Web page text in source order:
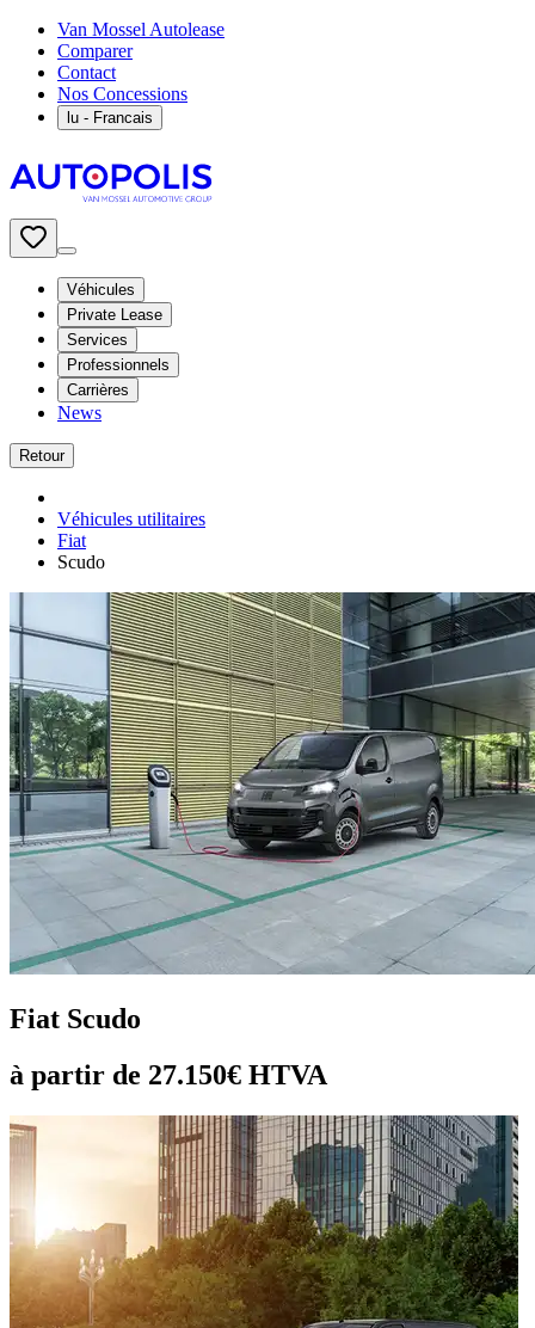
Van Mossel Autolease
Comparer
Contact
Nos Concessions
lu - Francais
Véhicules
Private Lease
Services
Professionnels
Carrières
News
Retour
Véhicules utilitaires
Fiat
Scudo
Fiat Scudo
à partir de 27.150€ HTVA